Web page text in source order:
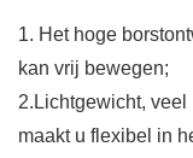
1. Het hoge
kan vrij bewegen;
2.Lichtgewicht,
maakt u flexibel in